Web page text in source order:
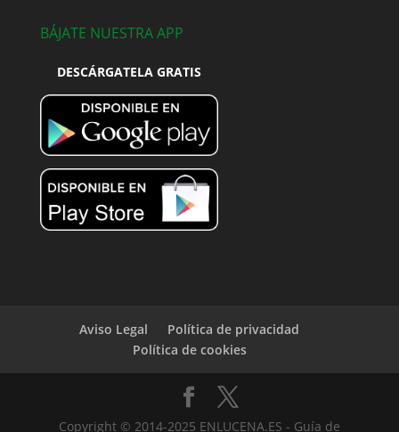
BÁJATE NUESTRA APP
DESCÁRGATELA GRATIS
Aviso Legal
Política de privacidad
Política de cookies
Copyright © 2014-2025 ENLUCENA.ES - Guía de